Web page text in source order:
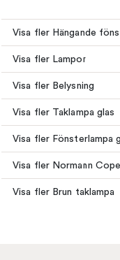
Visa fler Hängande
Visa fler Lampor
Visa fler Belysning
Visa fler Taklampa glas
Visa fler Fönsterlampa
Visa fler Normann
Visa fler Brun taklampa